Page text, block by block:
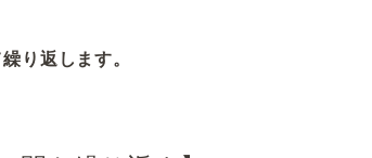
り返します。